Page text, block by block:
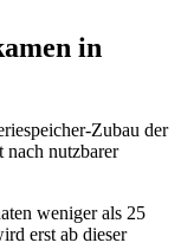
in
Zubau der
nach nutzbarer
weniger als 25
erst ab dieser